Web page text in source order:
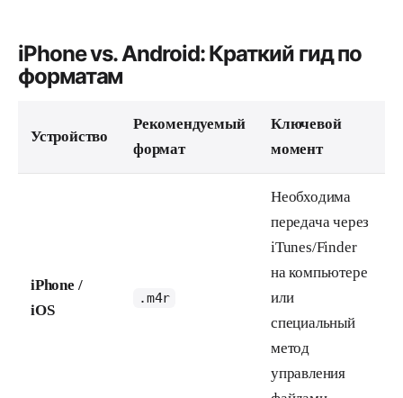
iPhone vs. Android: Краткий гид по
форматам
Устройство
Рекомендуемый
формат
Ключевой
момент
iPhone /
iOS
.m4r
Необходима
передача через
iTunes/Finder
на компьютере
или
специальный
метод
управления